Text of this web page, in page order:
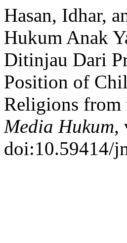
Hasan, Idhar,
Hukum Anak
Ditinjau Dari
Position of
Religions from
Media Hukum,
doi:10.59414/